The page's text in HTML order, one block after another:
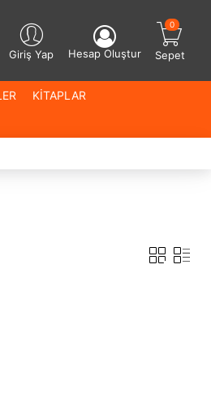
Sepet
0
Giriş Yap Hesap Oluştur
KİTAPLAR